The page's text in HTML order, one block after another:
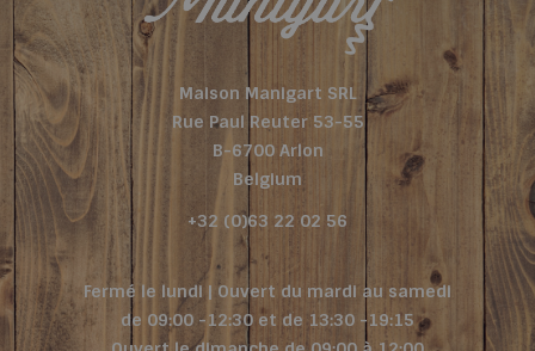
Maison Manigart SRL
Rue Paul Reuter 53-55
B-6700 Arlon
Belgium
+32 (0)63 22 02 56
Fermé le lundi | Ouvert du mardi au samedi
de 09:00 -12:30 et de 13:30 -19:15